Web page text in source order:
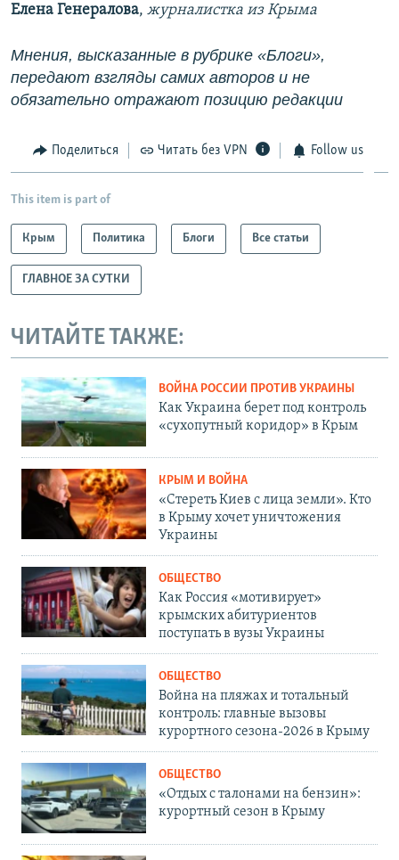
Елена Генералова, журналистка из Крыма
Мнения, высказанные в рубрике «Блоги»,
передают взгляды самих авторов и не
обязательно отражают позицию редакции
Поделиться Читать без VPN Follow us
This item is part of
Крым Политика Блоги Все статьи
ГЛАВНОЕ ЗА СУТКИ
ЧИТАЙТЕ ТАКЖЕ:
ВОЙНА РОССИИ ПРОТИВ УКРАИНЫ
Как Украина берет под контроль
«сухопутный коридор» в Крым
КРЫМ И ВОЙНА
«Стереть Киев с лица земли». Кто
в Крыму хочет уничтожения
Украины
ОБЩЕСТВО
Как Россия «мотивирует»
крымских абитуриентов
поступать в вузы Украины
ОБЩЕСТВО
Война на пляжах и тотальный
контроль: главные вызовы
курортного сезона-2026 в Крыму
ОБЩЕСТВО
«Отдых с талонами на бензин»:
курортный сезон в Крыму